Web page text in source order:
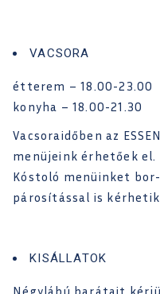
VACSORA
étterem – 18.00-23.00
konyha – 18.00-21.30
Vacsoraidőben az
menüjeink érhetőek el.
Kóstoló menüinket
párosítással is
KISÁLLATOK
Négylábú barátait